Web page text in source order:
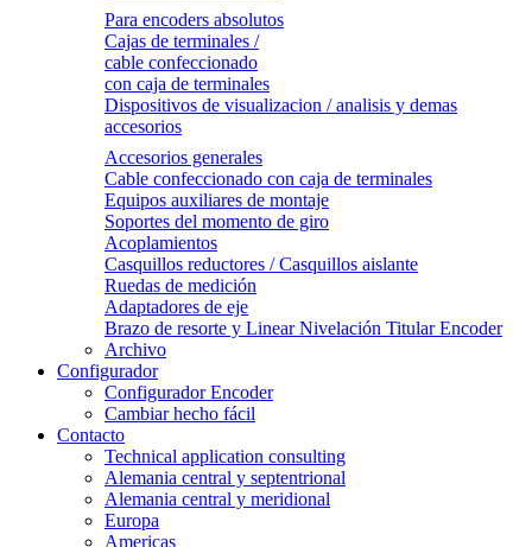
Para encoders absolutos
Cajas de terminales /
cable confeccionado
con caja de terminales
Dispositivos de visualizacion / analisis y demas
accesorios
Accesorios generales
Cable confeccionado con caja de terminales
Equipos auxiliares de montaje
Soportes del momento de giro
Acoplamientos
Casquillos reductores / Casquillos aislante
Ruedas de medición
Adaptadores de eje
Brazo de resorte y Linear Nivelación Titular Encoder
Archivo
Configurador
Configurador Encoder
Cambiar hecho fácil
Contacto
Technical application consulting
Alemania central y septentrional
Alemania central y meridional
Europa
Americas